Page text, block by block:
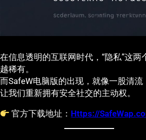
在信息透明的互联网时代，“隐私”这两
越稀有。
而SafeW电脑版的出现，就像一股清流
让我们重新拥有安全社交的主动权。
官方下载地址： Https://